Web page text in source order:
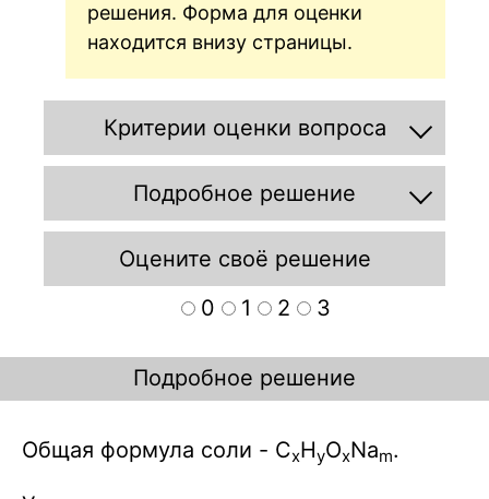
решения. Форма для оценки
находится внизу страницы.
Критерии оценки вопроса
Подробное решение
Оцените своё решение
0
1 2 3
Подробное решение
Общая формула соли - CxHyOxNam.